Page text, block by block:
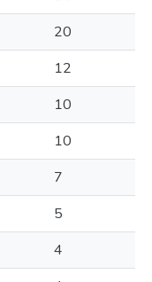
20
12
10
10
7
5
4